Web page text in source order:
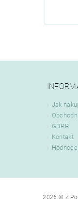
Jak
GDPR
Kontakt
2026 © Z